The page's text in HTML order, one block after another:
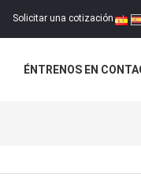
Solicitar una cotización |
ÉNTRENOS EN